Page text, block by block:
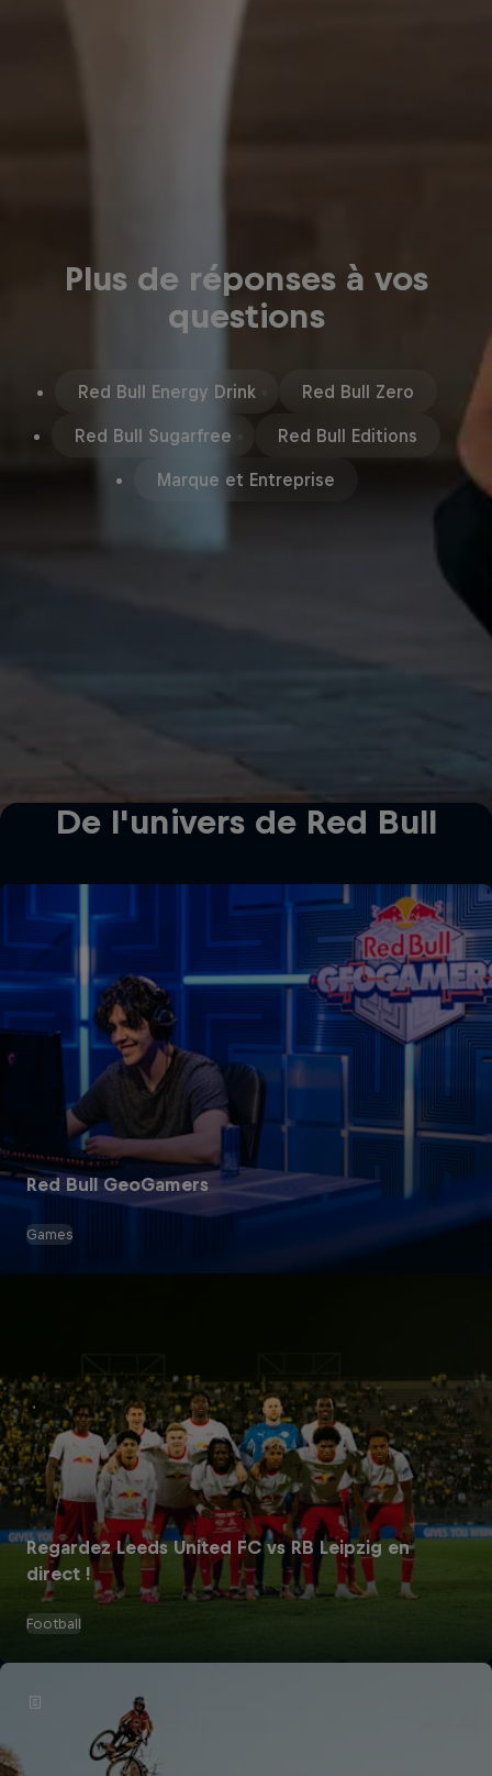
Plus de réponses à vos
questions
Red Bull Energy Drink Red Bull Zero
Red Bull Sugarfree Red Bull Editions
Marque et Entreprise
De l'univers de Red Bull
Red Bull GeoGamers
Games
Regardez Leeds United FC vs RB Leipzig en
direct !
Football